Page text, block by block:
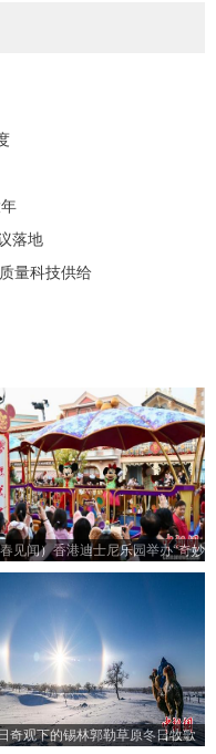
落地
量科技供给
春见闻）香港迪士尼乐园举办“奇妙
年年” 活动贺新年
奇观下的锡林郭勒草原冬日牧歌